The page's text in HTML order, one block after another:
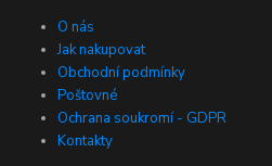
O nás
Jak nakupovat
Obchodní podmínky
Poštovné
Ochrana soukromí - GDPR
Kontakty